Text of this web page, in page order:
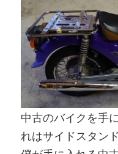
中古のバイクを手
れはサイドスタン